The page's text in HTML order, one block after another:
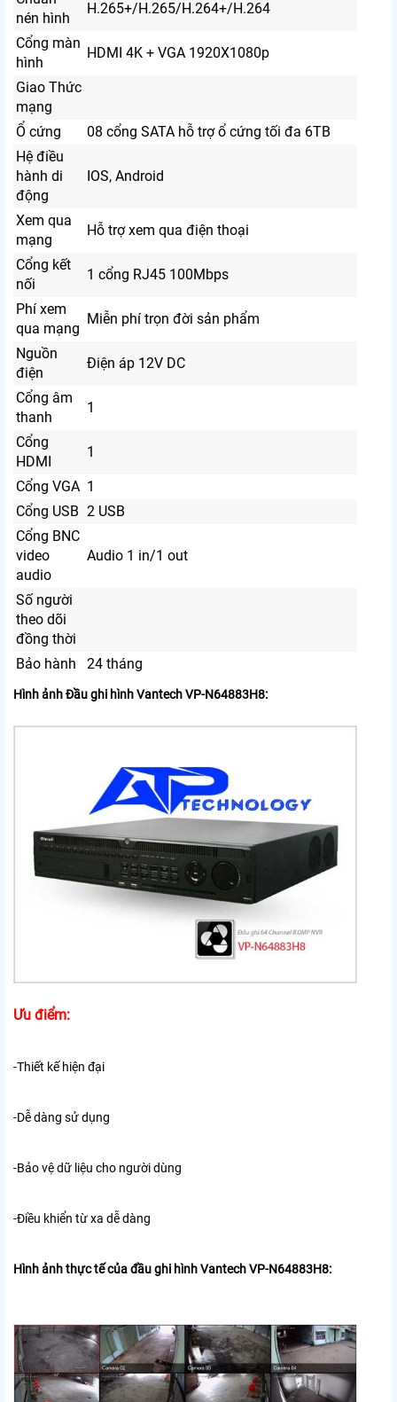
nén hình
H.265+/H.265/H.264+/H.264
Cổng màn
hình
HDMI 4K + VGA 1920X1080p
Giao Thức
mạng
Ổ cứng
08 cổng SATA hỗ trợ ổ cứng tối đa 6TB
Hệ điều
hành di
động
IOS, Android
Xem qua
mạng
Hỗ trợ xem qua điện thoại
Cổng kết
nối
1 cổng RJ45 100Mbps
Phí xem
qua mạng
Miễn phí trọn đời sản phẩm
Nguồn
điện
Điện áp 12V DC
Cổng âm
thanh
1
Cổng
HDMI
1
Cổng VGA 1
Cổng USB 2 USB
Cổng BNC
video
audio
Audio 1 in/1 out
Số người
theo dõi
đồng thời
Bảo hành
24 tháng
Hình ảnh Đầu ghi hình Vantech VP-N64883H8:
Ưu điểm:
-Thiết kế hiện đại
-Dễ dàng sử dụng
-Bảo vệ dữ liệu cho người dùng
-Điều khiển từ xa dễ dàng
Hình ảnh thực tế của đầu ghi hình Vantech VP-N64883H8: